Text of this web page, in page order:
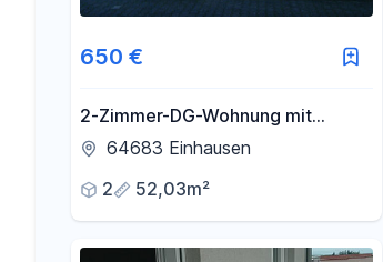
650 €
2-Zimmer-DG-Wohnung mit
Balkon in Einhausen direkt am
64683 Einhausen
2
52,03m²